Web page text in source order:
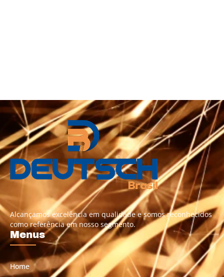
Alcançamos excelência em qualidade e somos reconhecidos
como referência em nosso segmento.
Menus
Home